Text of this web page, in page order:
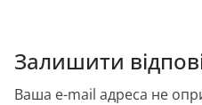
Залишити
Ваша e-mail адреса не